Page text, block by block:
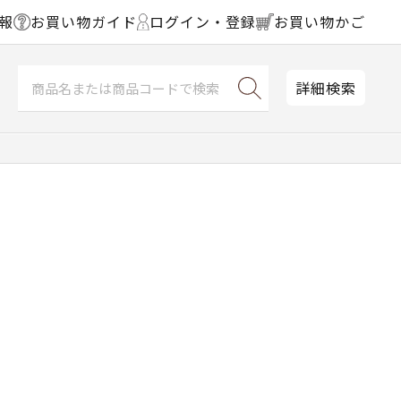
お買い物ガイド ログイン・登録 お買い物かご
詳細検索